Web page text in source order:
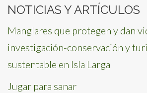
NOTICIAS Y ARTÍCULOS
Manglares que protegen y dan
investigación-conservación y
sustentable en Isla Larga
Jugar para sanar